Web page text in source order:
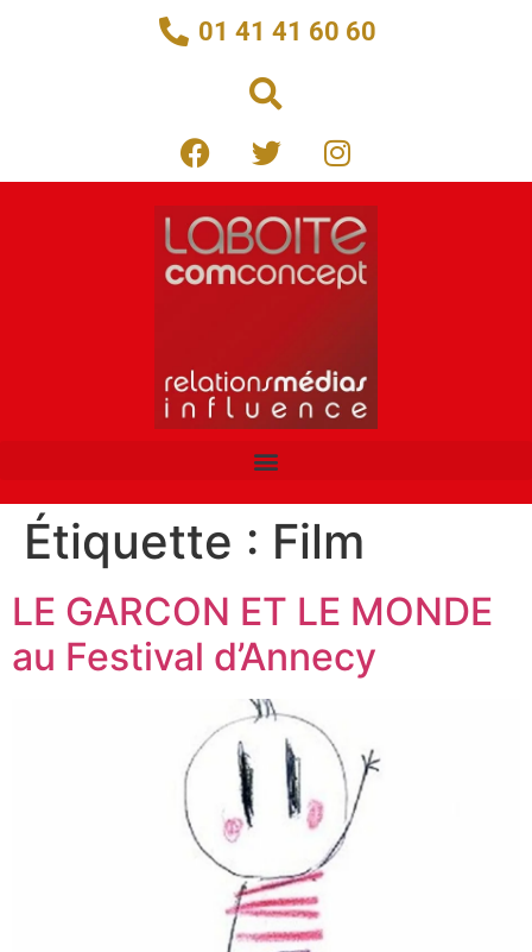
01 41 41 60 60
Étiquette : Film
LE GARCON ET LE MONDE
au Festival d’Annecy